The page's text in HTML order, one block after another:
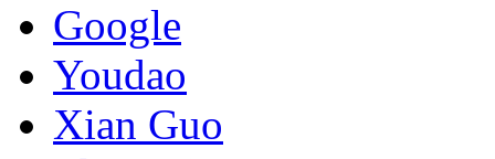
Google
Youdao
Xian Guo